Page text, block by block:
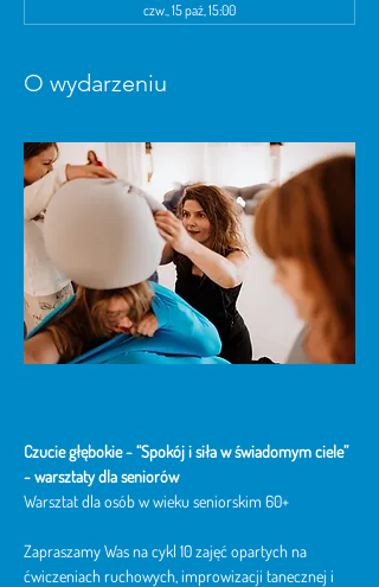
czw., 15 paź, 15:00
O wydarzeniu
Czucie głębokie - “Spokój i siła w świadomym ciele”
- warsztaty dla seniorów
Warsztat dla osób w wieku seniorskim 60+
Zapraszamy Was na cykl 10 zajęć opartych na
ćwiczeniach ruchowych, improwizacji tanecznej i